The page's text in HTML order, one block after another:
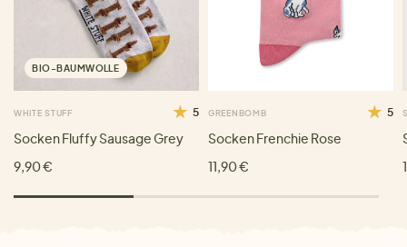
BIO-BAUMWOLLE
WHITE STUFF 5
Socken Fluffy Sausage Grey
9,90 €
GREENBOMB 5
Socken Frenchie Rose
11,90 €